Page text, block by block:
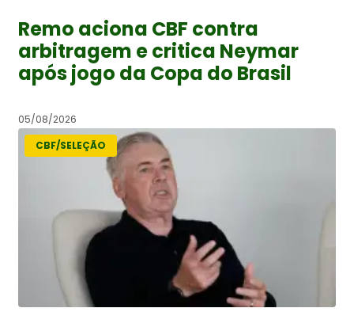
Remo aciona CBF contra
arbitragem e critica Neymar
após jogo da Copa do Brasil
05/08/2026
CBF/SELEÇÃO